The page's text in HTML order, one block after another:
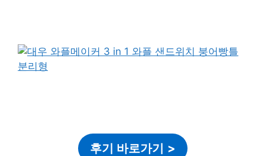
후기 바로가기 >